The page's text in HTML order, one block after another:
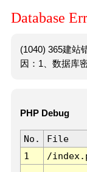
Database
(1040) 365建站
因：1、数据库
PHP Debug
No. File
1
/